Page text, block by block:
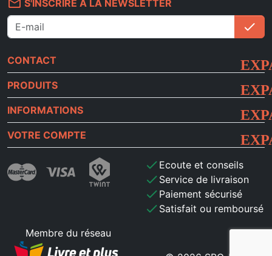
mail_outline S'INSCRIRE À LA NEWSLETTER
check
CONTACT
PRODUITS
INFORMATIONS
VOTRE COMPTE
check Ecoute et conseils
check Service de livraison
check Paiement sécurisé
check Satisfait ou remboursé
Membre du réseau